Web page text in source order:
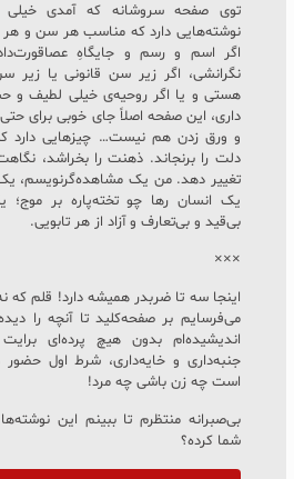
توی صفحه سروشانه که آمدی
نوشته‌هایی دارد که مناسب هر سن و
اگر اسم و رسم و جایگاهِ
نگرانشی، اگر زیر سن قانونی یا
هستی و یا اگر روحیه‌ی خیلی لطیف و
داری، این صفحه اصلاً جای خوبی برای
و ورق زدن هم نیست… چیزهایی دارد
دلت را برنجاند. ذهنت را بخراشد،
تغییر دهد. من یک مشاهده‌گرنویسم،
یک انسان رها چو تخته‌پاره بر موج؛
بی‌قید و بی‌تعارف و آزاد از هر تابویی.
×××
اینجا سه تا ضربدر همیشه دارد! قلم که
می‌فرسایم بر صفحه‌کلید تا آنچه را
اندیشیده‌ام بدون هیچ پرده‌ای
جنبه‌داری و خایه‌داری، شرط اول
است چه زن باشی چه مرد!
بی‌صبرانه منتظرم تا ببینم این
شما کرده؟